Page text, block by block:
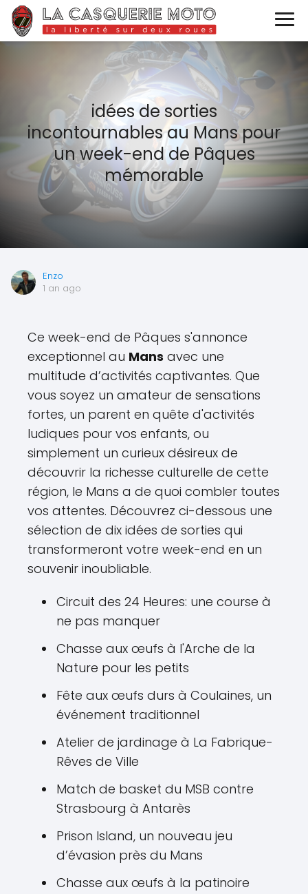
idées de sorties
incontournables au Mans pour
un week-end de Pâques
mémorable
Enzo
1 an ago
Ce week-end de Pâques s'annonce
exceptionnel au Mans avec une
multitude d’activités captivantes. Que
vous soyez un amateur de sensations
fortes, un parent en quête d'activités
ludiques pour vos enfants, ou
simplement un curieux désireux de
découvrir la richesse culturelle de cette
région, le Mans a de quoi combler toutes
vos attentes. Découvrez ci-dessous une
sélection de dix idées de sorties qui
transformeront votre week-end en un
souvenir inoubliable.
Circuit des 24 Heures: une course à
ne pas manquer
Chasse aux œufs à l'Arche de la
Nature pour les petits
Fête aux œufs durs à Coulaines, un
événement traditionnel
Atelier de jardinage à La Fabrique-
Rêves de Ville
Match de basket du MSB contre
Strasbourg à Antarès
Prison Island, un nouveau jeu
d’évasion près du Mans
Chasse aux œufs à la patinoire